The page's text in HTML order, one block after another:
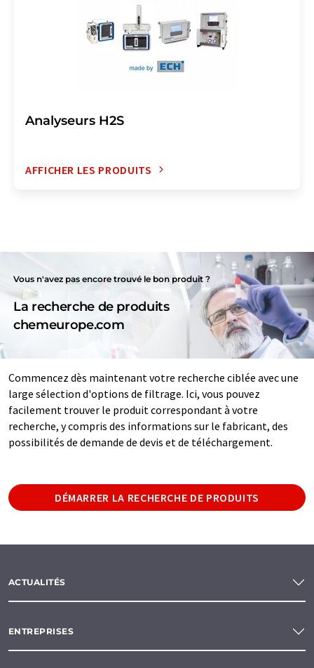
Analyseurs H2S
AFFICHER LES PRODUITS
Vous n'avez pas encore trouvé le bon produit ?
La recherche de produits
chemeurope.com
Commencez dès maintenant votre recherche ciblée avec une
large sélection d'options de filtrage. Ici, vous pouvez
facilement trouver le produit correspondant à votre
recherche, y compris des informations sur le fabricant, des
possibilités de demande de devis et de téléchargement.
DÉMARRER LA RECHERCHE DE PRODUITS
ACTUALITÉS
ENTREPRISES